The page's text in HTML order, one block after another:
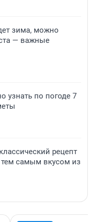
зима, можно
— важные
узнать по погоде 7
рецепт
самым вкусом из